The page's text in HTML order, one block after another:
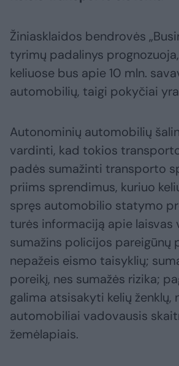
Žiniasklaidos bendrovės
tyrimų padalinys
keliuose bus apie 10 mln.
automobilių, taigi pokyčiai
Autonominių automobilių
vardinti, kad tokios
padės sumažinti transporto
priims sprendimus, kuriuo
spręs automobilio statymo
turės informaciją apie laisvas
sumažins policijos pareigūnų
nepažeis eismo taisyklių;
poreikį, nes sumažės rizika;
galima atsisakyti kelių ženklų,
automobiliai vadovausis
žemėlapiais.